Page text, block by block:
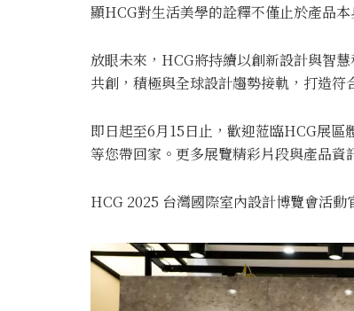
顯HCG對生活美學的詮釋不僅止於產品
放眼未來，HCG將持續以創新設計與智
共創，積極與全球設計趨勢接軌，打造符
即日起至6月15日止，歡迎蒞臨HCG展
等您帶回家。更多展覽精彩片段與產品
HCG 2025 台灣國際室內設計博覽會活動